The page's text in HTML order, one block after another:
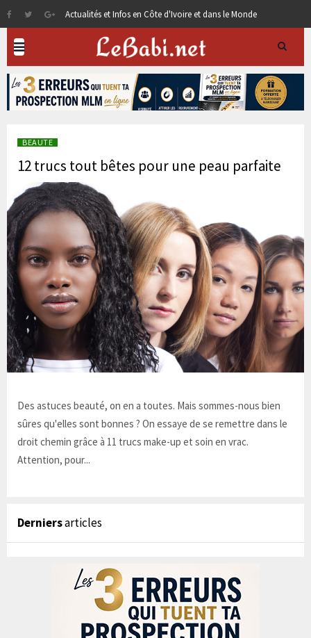
Actualités et Infos en Côte d'Ivoire et dans le Monde
BEAUTE
12 trucs tout bêtes pour une peau parfaite
Des astuces beauté, on en a toutes. Mais sommes-nous bien
sûres qu'elles sont bonnes ? On essaye de se remettre dans le
droit chemin grâce à 11 trucs make-up et soin en vrac.
Attention, pour...
Derniersarticles